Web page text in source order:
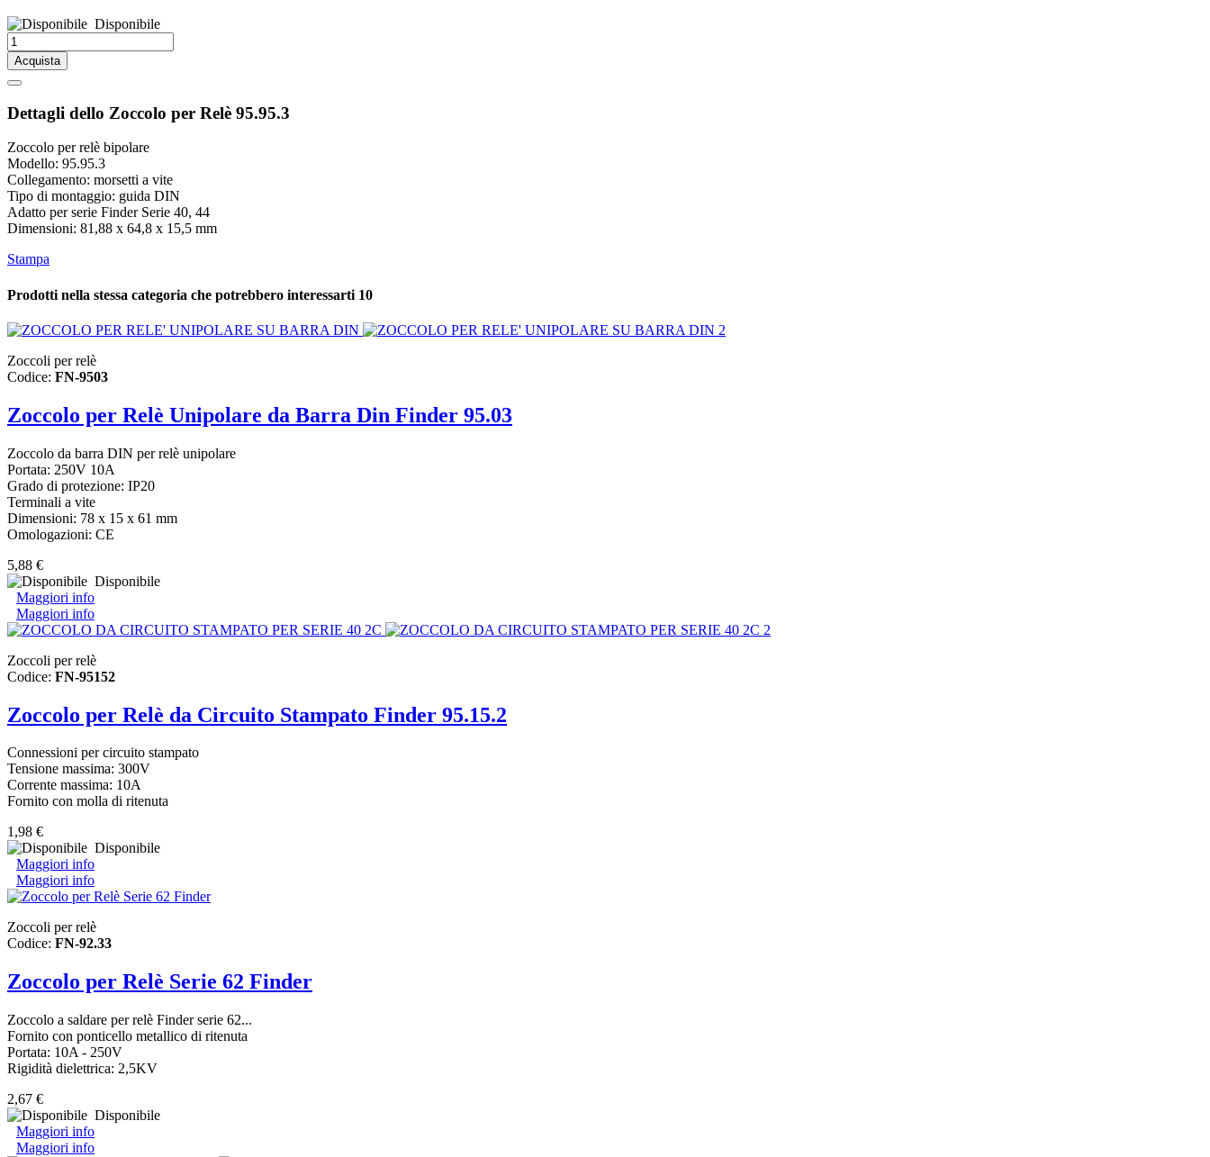
Disponibile
Acquista
Dettagli dello Zoccolo per Relè 95.95.3
Zoccolo per relè bipolare
Modello: 95.95.3
Collegamento: morsetti a vite
Tipo di montaggio: guida DIN
Adatto per serie Finder Serie 40, 44
Dimensioni: 81,88 x 64,8 x 15,5 mm
Stampa
Prodotti nella stessa categoria che potrebbero interessarti 10
Zoccoli per relè
Codice: FN-9503
Zoccolo per Relè Unipolare da Barra Din Finder 95.03
Zoccolo da barra DIN per relè unipolare
Portata: 250V 10A
Grado di protezione: IP20
Terminali a vite
Dimensioni: 78 x 15 x 61 mm
Omologazioni: CE
5,88 €
Disponibile
Maggiori info
Maggiori info
Zoccoli per relè
Codice: FN-95152
Zoccolo per Relè da Circuito Stampato Finder 95.15.2
Connessioni per circuito stampato
Tensione massima: 300V
Corrente massima: 10A
Fornito con molla di ritenuta
1,98 €
Disponibile
Maggiori info
Maggiori info
Zoccoli per relè
Codice: FN-92.33
Zoccolo per Relè Serie 62 Finder
Zoccolo a saldare per relè Finder serie 62...
Fornito con ponticello metallico di ritenuta
Portata: 10A - 250V
Rigidità dielettrica: 2,5KV
2,67 €
Disponibile
Maggiori info
Maggiori info